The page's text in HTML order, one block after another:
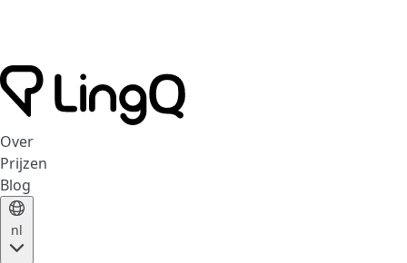
Over
Prijzen
Blog
nl